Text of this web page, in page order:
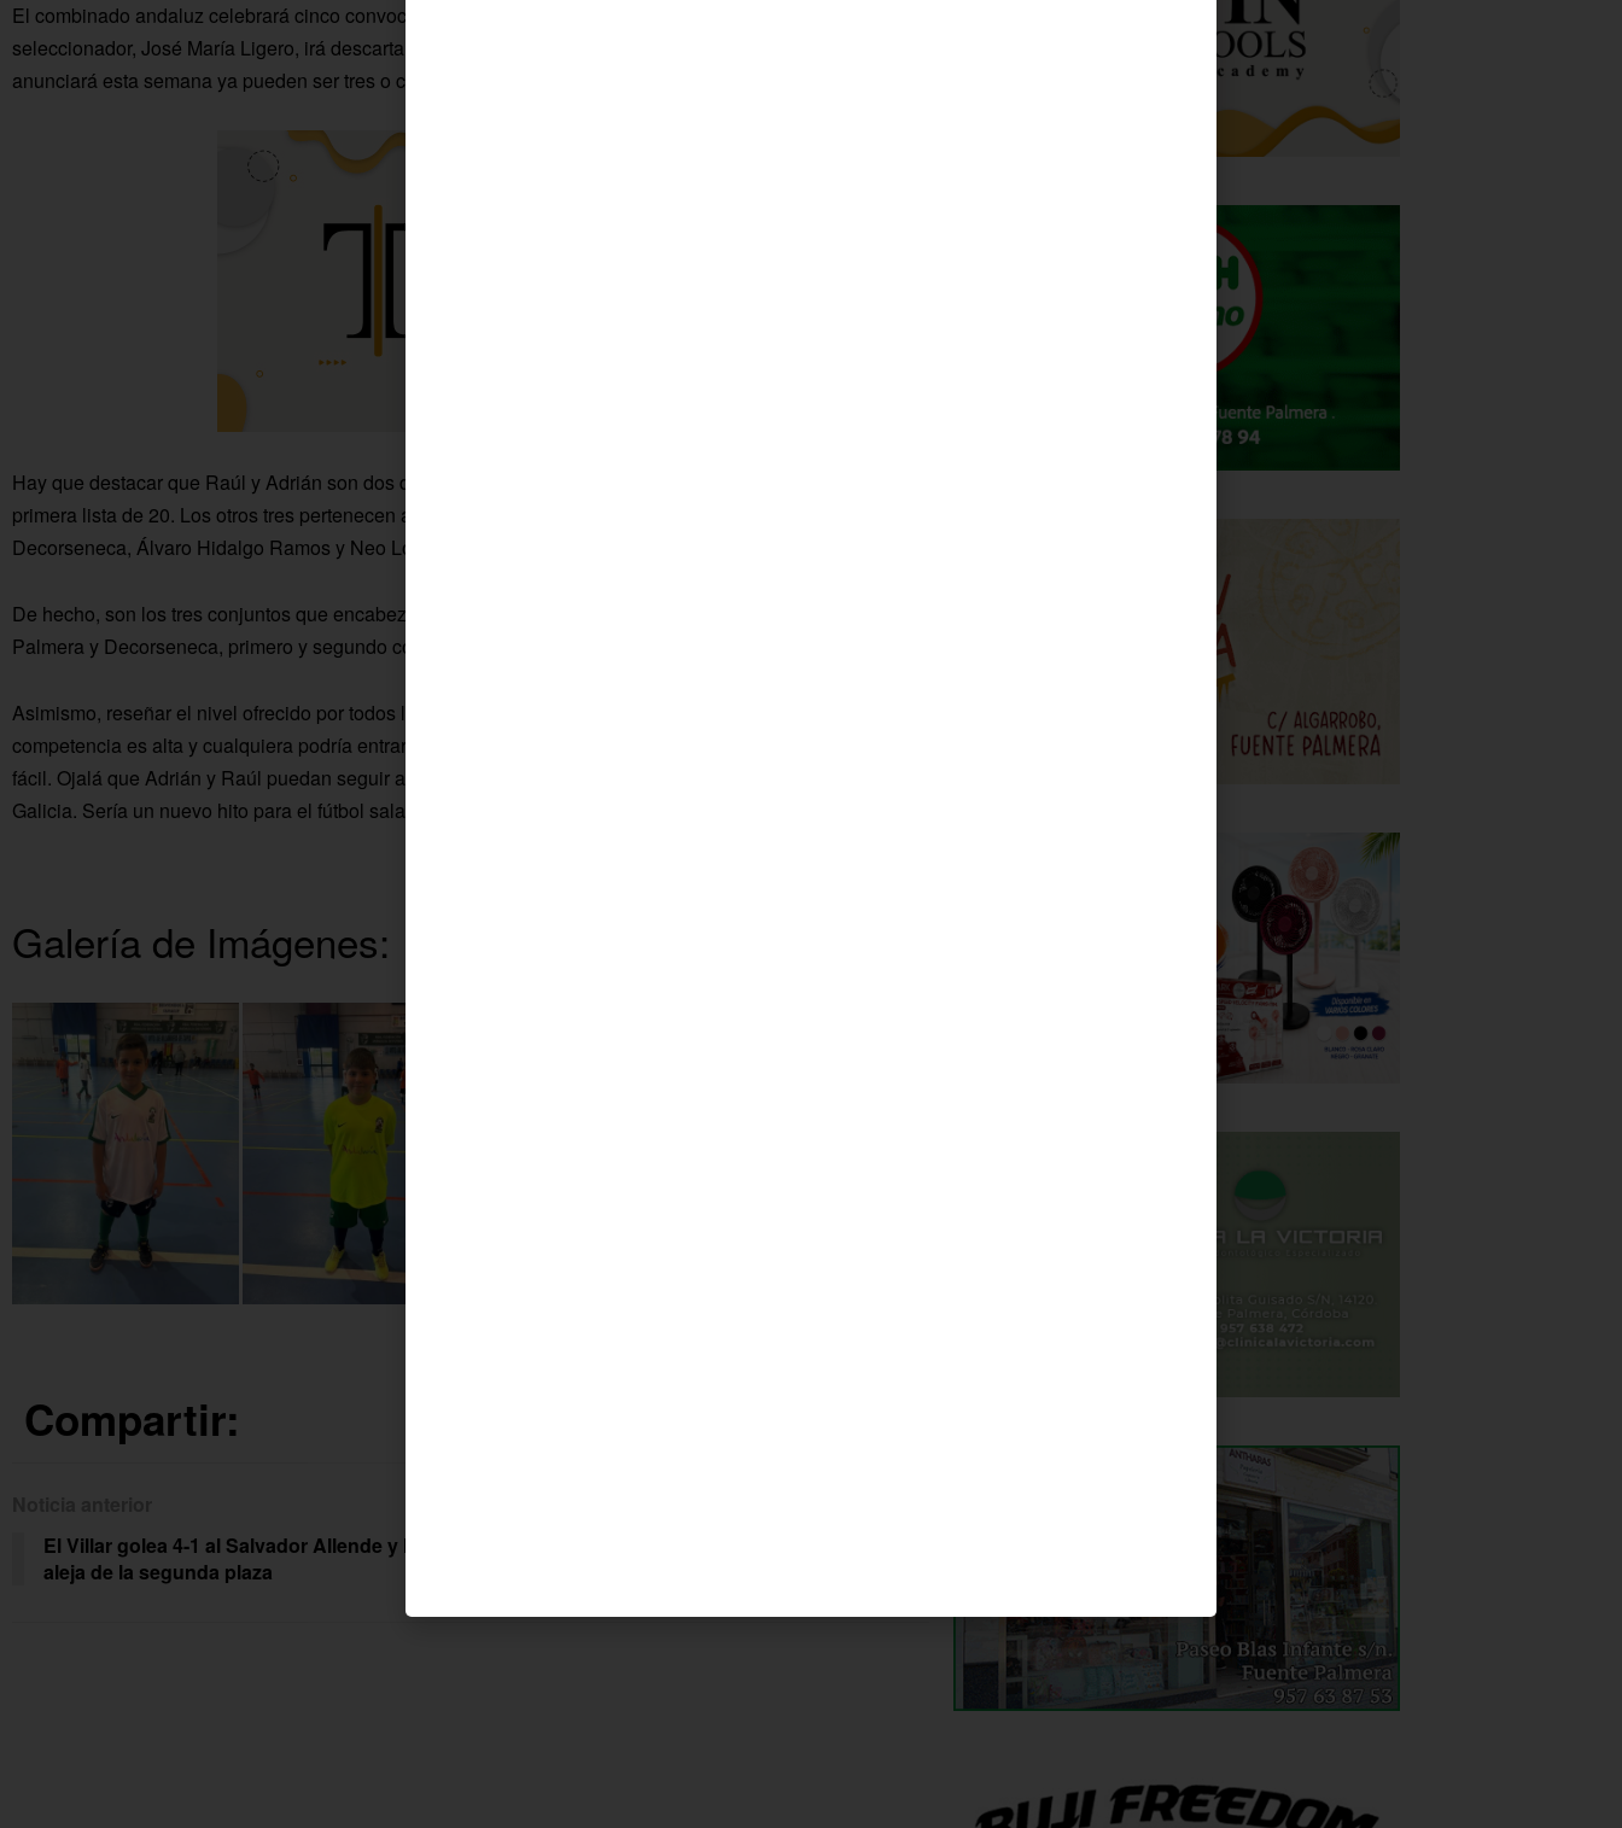
El combinado andaluz celebrará cinco convocatorias más -con partidos amistosos incluidos- en las que el
seleccionador, José María Ligero, irá descartando jugadores. Es muy posible que para la segunda que se
anunciará esta semana ya pueden ser tres o cuatro los que se caigan de la misma.
Hay que destacar que Raúl y Adrián son dos de los cinco jugadores cordobeses que conforman esta
primera lista de 20. Los otros tres pertenecen al CD Global Futsal, Rafael Martínez Belmonte, y al CD
Decorseneca, Álvaro Hidalgo Ramos y Neo Lora Cejas, equipos ambos de la capital.
De hecho, son los tres conjuntos que encabezan la clasificación en la liga provincial cordobesa. Fuente
Palmera y Decorseneca, primero y segundo con 39 puntos, y Global Futsal tercero con 31.
Asimismo, reseñar el nivel ofrecido por todos los jugadores en esta primera sesión, por lo que la
competencia es alta y cualquiera podría entrar en la convocatoria definitiva. El seleccionador no lo tiene
fácil. Ojalá que Adrián y Raúl puedan seguir adelante y peleen hasta el último momento por estar en
Galicia. Sería un nuevo hito para el fútbol sala y para el deporte colono.
Galería de Imágenes:
Compartir:
El Villar golea 4-1 al Salvador Allende y lo
aleja de la segunda plaza